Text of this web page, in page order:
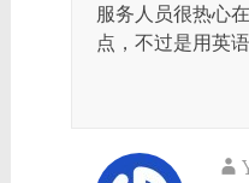
服务人员很热心
点，不过是用英语